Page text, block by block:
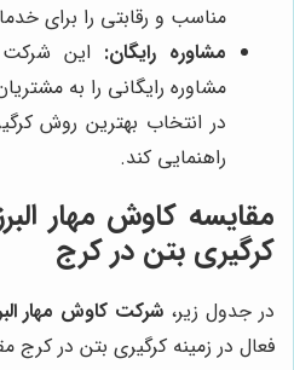
مناسب و رقابتی را برای
مشاوره رایگان: این شرکت
مشاوره رایگانی را به
در انتخاب بهترین روش
راهنمایی کند.
مقایسه کاوش مهار
کرگیری بتن در کرج
در جدول زیر، شرکت کاوش مهار
فعال در زمینه کرگیری بتن در